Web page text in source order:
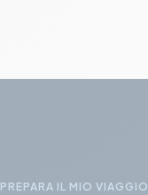
PREPARA IL MIO VIAGGIO